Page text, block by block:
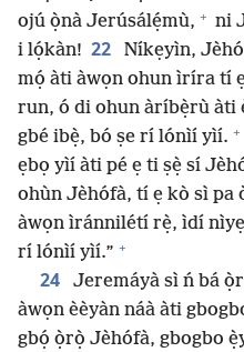
ojú ọ̀nà Jerúsálẹ́mù, + ni
i lọ́kàn! 22
Níkẹyìn,
mọ́ àti àwọn ohun ìríra tí
run, ó di ohun àríbẹ̀rù àti
gbé ibẹ̀, bó ṣe rí lónìí yìí. +
ẹbọ yìí àti pé ẹ ti ṣẹ̀ sí
ohùn Jèhófà, tí ẹ kò sì pa
àwọn ìránnilétí rẹ̀, ìdí
rí lónìí yìí.” +
24
Jeremáyà sì ń bá
àwọn èèyàn náà àti
gbọ́ ọ̀rọ̀ Jèhófà, gbogbo